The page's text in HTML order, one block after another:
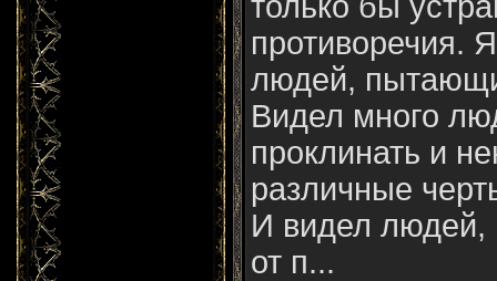
противоречия.
людей,
Видел много
проклинать и
различные
И видел людей,
от п...